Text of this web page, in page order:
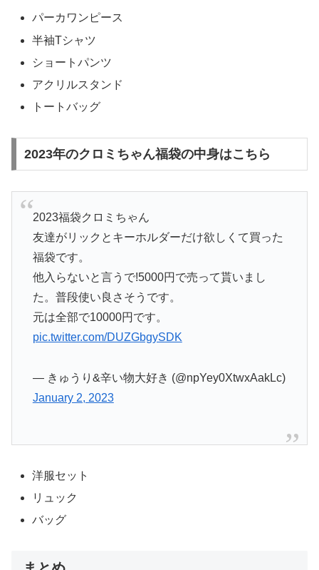
パーカワンピース
半袖Tシャツ
ショートパンツ
アクリルスタンド
トートバッグ
2023年のクロミちゃん福袋の中身はこちら
2023福袋クロミちゃん
友達がリックとキーホルダーだけ欲しくて買った
福袋です。
他入らないと言うで!5000円で売って貰いまし
た。普段使い良さそうです。
元は全部で10000円です。
pic.twitter.com/DUZGbgySDK
— きゅうり&辛い物大好き (@npYey0XtwxAakLc)
January 2, 2023
洋服セット
リュック
バッグ